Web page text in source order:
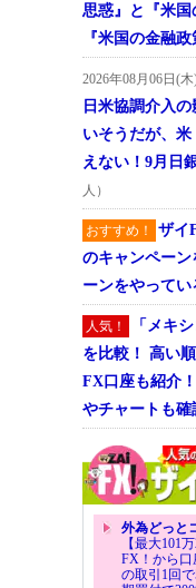
思惑』と『米
『米国の金融
2026年08月06日(
日米協調介入
いそうだが、
えない！9月日
人）
おすすめ！
ザイ
のキャンペー
ーンをやってい
人気！
「メキ
を比較！ 高い
FX口座も紹介
やチャートも確
外為どっと
【最大101
FX！から口
の取引1回